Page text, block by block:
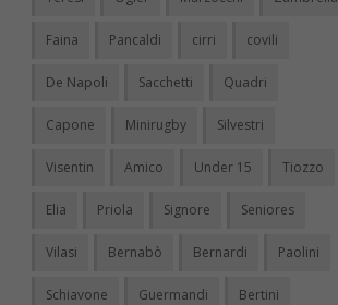
Faina Pancaldi cirri covili
De Napoli Sacchetti Quadri
Capone Minirugby Silvestri
Visentin Amico Under 15 Tiozzo
Elia Priola Signore Seniores
Vilasi Bernabò Bernardi Paolini
Schiavone Guermandi Bertini